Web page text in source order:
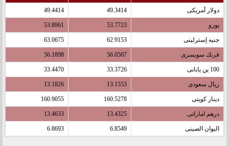
دولار أمريكى 49.3414
49.4414
يورو 53.7723
53.8961
جنيه إسترلينى 62.9153
63.0675
فرنك سويسرى 56.0507
56.1898
100 ين يابانى 33.3726
33.4470
ريال سعودى 13.1553
13.1826
دينار كويتى 160.5278
160.9055
درهم اماراتى 13.4325
13.4633
اليوان الصينى 6.8549
6.8693